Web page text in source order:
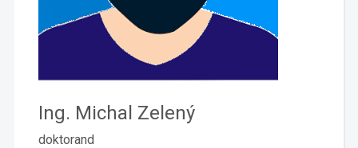
Ing. Michal Zelený
doktorand